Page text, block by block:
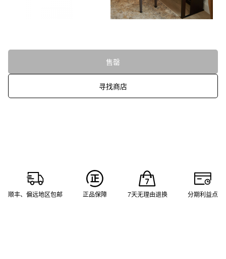
售罄
寻找商店
顺丰、偏远地区包邮 正品保障 7天无理由退换 分期利益点